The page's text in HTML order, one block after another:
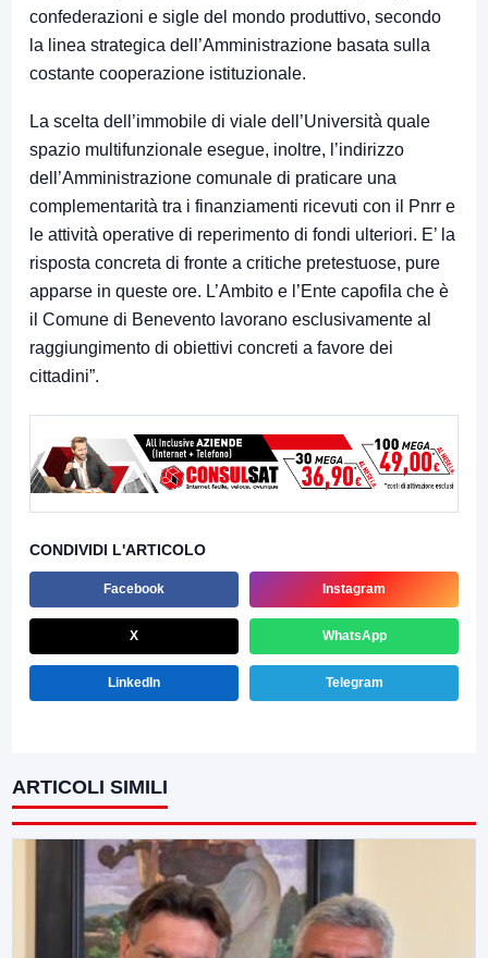
confederazioni e sigle del mondo produttivo, secondo
la linea strategica dell’Amministrazione basata sulla
costante cooperazione istituzionale.
La scelta dell’immobile di viale dell’Università quale
spazio multifunzionale esegue, inoltre, l’indirizzo
dell’Amministrazione comunale di praticare una
complementarità tra i finanziamenti ricevuti con il Pnrr e
le attività operative di reperimento di fondi ulteriori. E’ la
risposta concreta di fronte a critiche pretestuose, pure
apparse in queste ore. L’Ambito e l’Ente capofila che è
il Comune di Benevento lavorano esclusivamente al
raggiungimento di obiettivi concreti a favore dei
cittadini”.
CONDIVIDI L'ARTICOLO
Facebook Instagram
X WhatsApp
LinkedIn Telegram
ARTICOLI SIMILI